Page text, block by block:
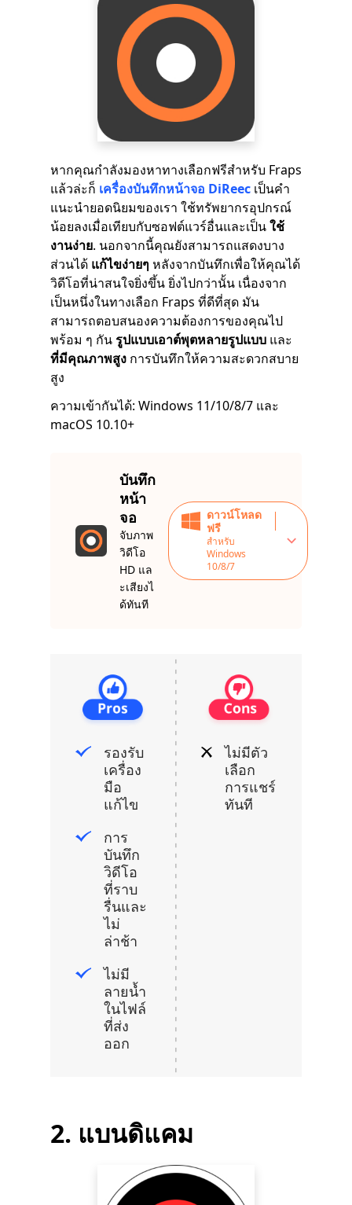
หากคุณกำลังมองหาทางเลือกฟรีสำหรับ Fraps
แล้วล่ะก็ เครื่องบันทึกหน้าจอ DiReec เป็นคำ
แนะนำยอดนิยมของเรา ใช้ทรัพยากรอุปกรณ์
น้อยลงเมื่อเทียบกับซอฟต์แวร์อื่นและเป็นใช้
งานง่าย. นอกจากนี้คุณยังสามารถแสดงบาง
ส่วนได้ แก้ไขง่ายๆ หลังจากบันทึกเพื่อให้คุณได้
วิดีโอที่น่าสนใจยิ่งขึ้น ยิ่งไปกว่านั้น เนื่องจาก
เป็นหนึ่งในทางเลือก Fraps ที่ดีที่สุด มัน
สามารถตอบสนองความต้องการของคุณไป
พร้อม ๆ กันรูปแบบเอาต์พุตหลายรูปแบบ และ
ที่มีคุณภาพสูง การบันทึกให้ความสะดวกสบาย
สูง
ความเข้ากันได้: Windows 11/10/8/7 และ
macOS 10.10+
บันทึก
หน้า
จอ
จับภาพ
วิดีโอ
HD แล
ะเสียงไ
ด้ทันที
ดาวน์โหลด
ฟรี
สำหรับ
Windows
10/8/7
รองรับ
เครื่อง
มือ
แก้ไข
การ
บันทึก
วิดีโอ
ที่ราบ
รื่นและ
ไม่
ล่าช้า
ไม่มี
ลายน้ำ
ในไฟล์
ที่ส่ง
ออก
ไม่มีตัว
เลือก
การแชร์
ทันที
2. แบนดิแคม